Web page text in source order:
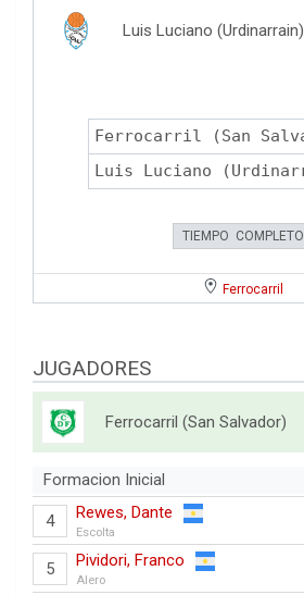
Luis Luciano (Urdinarrain)
Ferrocarril (San
Luis Luciano
TIEMPO COMPLETO
Ferrocarril
JUGADORES
Ferrocarril (San Salvador)
Formacion Inicial
4 Rewes, Dante
Escolta
5 Pividori, Franco
Alero